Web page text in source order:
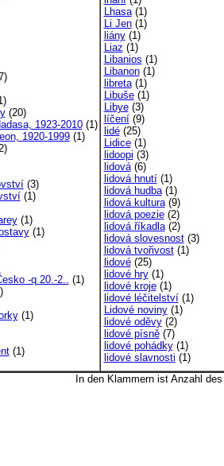
(20)
1923-2010(1)
1920-1999(1)
(3)
(1)
(1)
(1)
-q 20.-2.. (1)
(1)
(1)
Lhasa(1)
Li Jen(1)
liány(1)
Liaz (1)
Libanios (1)
Libanon(1)
libreta(1)
Libuše(1)
Libye(3)
líčení(9)
lidé(25)
Lidice(1)
lidoopi (3)
lidová(6)
lidová hnutí(1)
lidová hudba(1)
lidová kultura(9)
lidová poezie(2)
lidová říkadla(2)
lidová slovesnost(3)
lidová tvořivost(1)
lidové(25)
lidové hry(1)
lidové kroje(1)
lidové léčitelství(1)
Lidové noviny(1)
lidové oděvy(2)
lidové písně(7)
lidové pohádky(1)
lidové slavnosti (1)
In den Klammern ist Anzahl